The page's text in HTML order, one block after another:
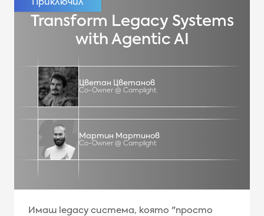
Transform Legacy Systems
with Agentic AI
Цветан Цветанов
Co-Owner @ Camplight
Мартин Мартинов
Co-Owner @ Camplight
Имаш legacy система, която "просто